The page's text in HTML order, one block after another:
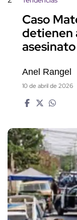
Caso
detienen
Anel Rangel
10 de abril de 2026